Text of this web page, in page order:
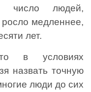
людей,
медленнее,
лет.
в условиях
назвать точную
люди до сих